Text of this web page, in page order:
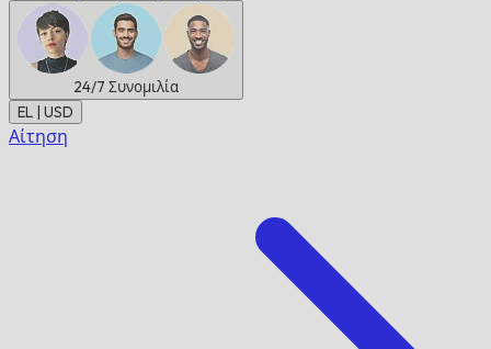
24/7 Συνομιλία
EL | USD
Αίτηση